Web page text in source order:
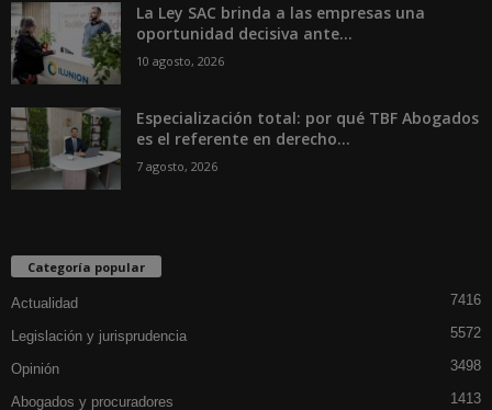
La Ley SAC brinda a las empresas una
oportunidad decisiva ante...
10 agosto, 2026
Especialización total: por qué TBF Abogados
es el referente en derecho...
7 agosto, 2026
Categoría popular
Actualidad 7416
Legislación y jurisprudencia 5572
Opinión 3498
Abogados y procuradores 1413